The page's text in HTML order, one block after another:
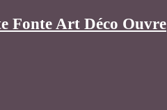
Fonte Art Déco Ouvre